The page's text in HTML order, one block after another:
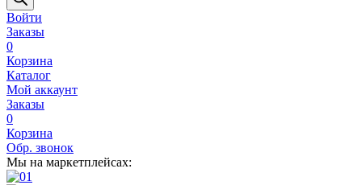
Войти
Заказы
0
Корзина
Каталог
Мой аккаунт
Заказы
0
Корзина
Обр. звонок
Мы на маркетплейсах: